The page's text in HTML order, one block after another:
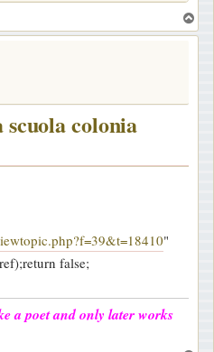
o
colonia
"
false;
a poet and only later works